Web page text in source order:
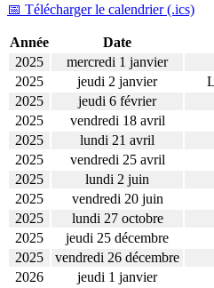
📅 Télécharger le calendrier (.ics)
Année Date
2025
mercredi 1 janvier
2025
jeudi 2 janvier
2025
jeudi 6 février
2025
vendredi 18 avril
2025
lundi 21 avril
2025
vendredi 25 avril
2025
lundi 2 juin
2025
vendredi 20 juin
2025
lundi 27 octobre
2025
jeudi 25 décembre
2025
vendredi 26 décembre
2026
jeudi 1 janvier